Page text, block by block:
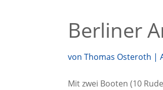
Berliner
vonThomas Osteroth |
Mit zwei Boo­ten (10